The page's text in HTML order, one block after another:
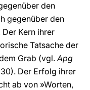
den
gegenüber den
Kern ihrer
Tatsache der
Grab (vgl.Apg
Der Erfolg ihrer
ab von »Worten,